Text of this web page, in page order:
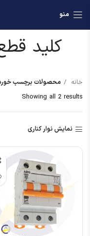
منو
کلید
خانه
محصولات برچسب
Showing all 2 results
نمایش نوار کناری